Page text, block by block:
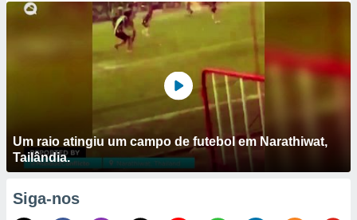
Um raio atingiu um campo de futebol em Narathiwat,
Tailândia.
Siga-nos